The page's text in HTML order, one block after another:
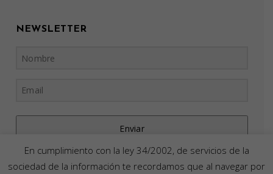
NEWSLETTER
Enviar
En cumplimiento con la ley 34/2002, de servicios de la
sociedad de la información te recordamos que al navegar por